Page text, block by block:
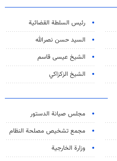
رئیس السلطة القضائیة
السيد حسن نصرالله
الشيخ عيسى قاسم
الشيخ الزكزاكي
مجلس صيانة الدستور
مجمع تشخيص مصلحة النظام
وزارة الخارجية